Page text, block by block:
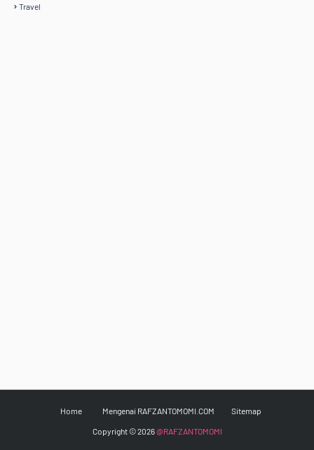
Travel
Home Mengenai RAFZANTOMOMI.COM Sitemap
Copyright ©2026@RAFZANTOMOMI